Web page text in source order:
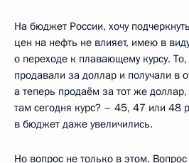
На бюджет России, хочу
цен на нефть не влияет, имею в
о переходе к плавающему курсу.
продавали за доллар и получали в
а теперь продаём за тот же
там сегодня курс? – 45, 47 или 48
в бюджет даже увеличились.
Но вопрос не только в этом.